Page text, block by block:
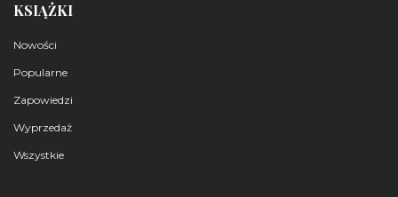
KSIĄŻKI
Nowości
Popularne
Zapowiedzi
Wyprzedaż
Wszystkie